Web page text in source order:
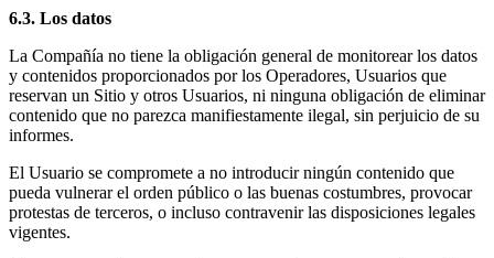
6.3. Los datos
La Compañía no tiene la obligación general de monitorear los datos
y contenidos proporcionados por los Operadores, Usuarios que
reservan un Sitio y otros Usuarios, ni ninguna obligación de eliminar
contenido que no parezca manifiestamente ilegal, sin perjuicio de su
informes.
El Usuario se compromete a no introducir ningún contenido que
pueda vulnerar el orden público o las buenas costumbres, provocar
protestas de terceros, o incluso contravenir las disposiciones legales
vigentes.